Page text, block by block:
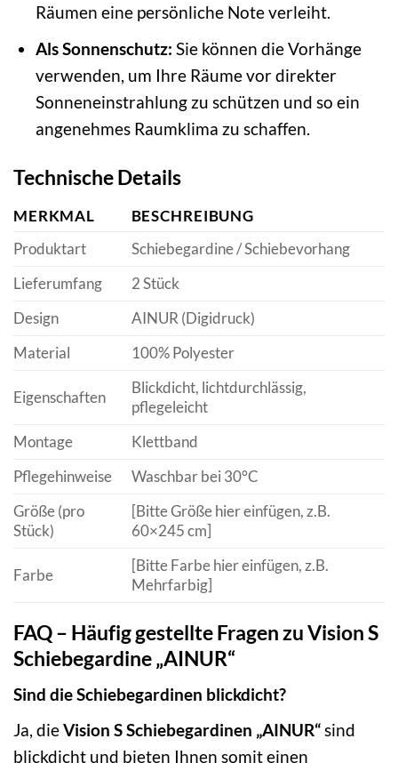
Räumen eine persönliche Note verleiht.
Als Sonnenschutz: Sie können die Vorhänge
verwenden, um Ihre Räume vor direkter
Sonneneinstrahlung zu schützen und so ein
angenehmes Raumklima zu schaffen.
Technische Details
MERKMAL
BESCHREIBUNG
Produktart
Schiebegardine / Schiebevorhang
Lieferumfang
2 Stück
Design
AINUR (Digidruck)
Material
100% Polyester
Eigenschaften
Blickdicht, lichtdurchlässig,
pflegeleicht
Montage
Klettband
Pflegehinweise
Waschbar bei 30°C
Größe (pro
Stück)
[Bitte Größe hier einfügen, z.B.
60×245 cm]
Farbe
[Bitte Farbe hier einfügen, z.B.
Mehrfarbig]
FAQ – Häufig gestellte Fragen zu Vision S
Schiebegardine „AINUR“
Sind die Schiebegardinen blickdicht?
Ja, dieVision S Schiebegardinen „AINUR“sind
blickdicht und bieten Ihnen somit einen